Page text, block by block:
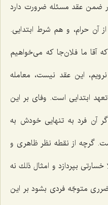
ضمن عقد مسئله ضرورت دارد
حرام، و هم شرط ابتدایی.
ما فلان‌جا كه می‌خواهیم
این عقد نیست، معامله
ابتدایی است. وفای بر این
آن فرد به تنهایی خودش به
گرچه از نقطه نظر ظاهری و
بپردازد و امثال ذلك نه
ضرری متوجّه فردی بشود بر این